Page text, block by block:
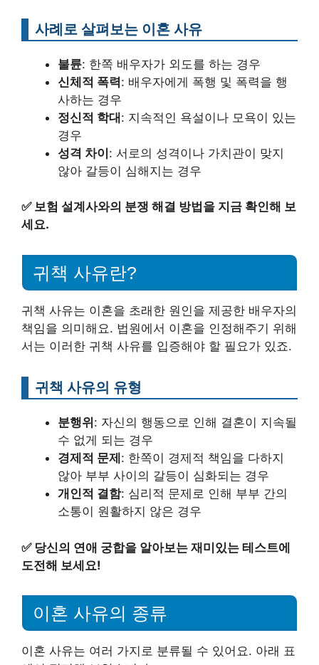
사례로 살펴보는 이혼 사유
불륜: 한쪽 배우자가 외도를 하는 경우
신체적 폭력: 배우자에게 폭행 및 폭력을 행
사하는 경우
정신적 학대: 지속적인 욕설이나 모욕이 있는
경우
성격 차이: 서로의 성격이나 가치관이 맞지
않아 갈등이 심해지는 경우
✅ 보험 설계사와의 분쟁 해결 방법을 지금 확인해 보
세요.
귀책 사유란?
귀책 사유는 이혼을 초래한 원인을 제공한 배우자의
책임을 의미해요. 법원에서 이혼을 인정해주기 위해
서는 이러한 귀책 사유를 입증해야 할 필요가 있죠.
귀책 사유의 유형
분행위 : 자신의 행동으로 인해 결혼이 지속될
수 없게 되는 경우
경제적 문제 : 한쪽이 경제적 책임을 다하지
않아 부부 사이의 갈등이 심화되는 경우
개인적 결함: 심리적 문제로 인해 부부 간의
소통이 원활하지 않은 경우
✅ 당신의 연애 궁합을 알아보는 재미있는 테스트에
도전해 보세요!
이혼 사유의 종류
이혼 사유는 여러 가지로 분류될 수 있어요. 아래 표